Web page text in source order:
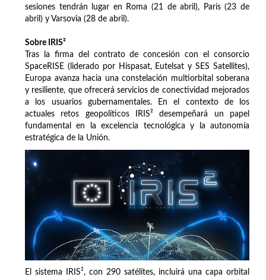
sesiones tendrán lugar en Roma (21 de abril), París (23 de
abril) y Varsovia (28 de abril).
Sobre IRIS²
Tras la firma del contrato de concesión con el consorcio
SpaceRISE (liderado por Hispasat, Eutelsat y SES Satellites),
Europa avanza hacia una constelación multiorbital soberana
y resiliente, que ofrecerá servicios de conectividad mejorados
a los usuarios gubernamentales. En el contexto de los
actuales retos geopolíticos IRIS² desempeñará un papel
fundamental en la excelencia tecnológica y la autonomía
estratégica de la Unión.
El sistema IRIS², con 290 satélites, incluirá una capa orbital